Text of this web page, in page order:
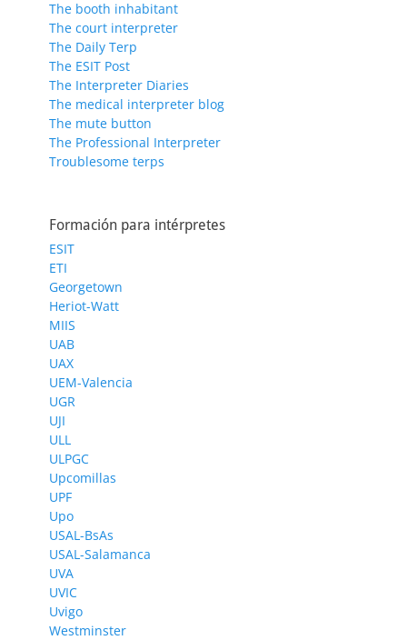
The booth inhabitant
The court interpreter
The Daily Terp
The ESIT Post
The Interpreter Diaries
The medical interpreter blog
The mute button
The Professional Interpreter
Troublesome terps
Formación para intérpretes
ESIT
ETI
Georgetown
Heriot-Watt
MIIS
UAB
UAX
UEM-Valencia
UGR
UJI
ULL
ULPGC
Upcomillas
UPF
Upo
USAL-BsAs
USAL-Salamanca
UVA
UVIC
Uvigo
Westminster